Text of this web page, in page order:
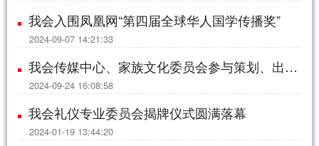
我会入围凤凰网“第四届全球华人国学传播奖”
2024-09-07 14:21:33
我会传媒中心、家族文化委员会参与策划、出品的青春励志电影《永远是少年》在苏州大学开机
2024-09-24 16:08:58
我会礼仪专业委员会揭牌仪式圆满落幕
2024-01-19 13:44:20